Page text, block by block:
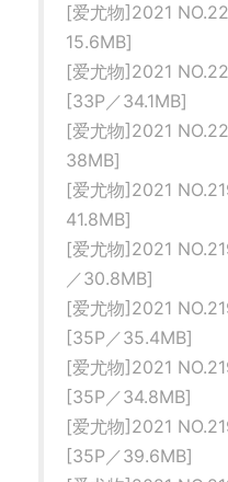
[爱尤物]2021
15.6MB]
[爱尤物]2021
[33P／34.1MB]
[爱尤物]2021
38MB]
[爱尤物]2021
41.8MB]
[爱尤物]2021
／30.8MB]
[爱尤物]2021
[35P／35.4MB]
[爱尤物]2021
[35P／34.8MB]
[爱尤物]2021
[35P／39.6MB]